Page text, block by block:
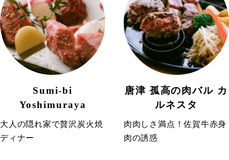
Sumi-bi
Yoshimuraya
大人の隠れ家で贅沢炭火焼
ディナー
唐津 孤高の肉バル カ
ルネスタ
肉肉しさ満点！佐賀牛赤身
肉の誘惑